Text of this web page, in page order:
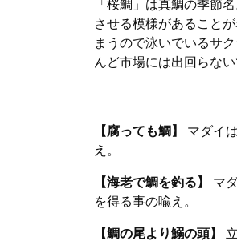
「桜鯛」は真鯛の季節
させる模様があること
まうので泳いでいるサ
んど市場には出回らな
【腐っても鯛】
マダイ
え。
【海老で鯛を釣る】
マ
を得る事の喩え。
【鯛の尾より鰯の頭】